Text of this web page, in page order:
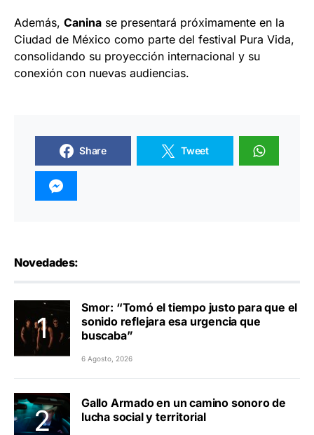
Además, Canina se presentará próximamente en la
Ciudad de México como parte del festival Pura Vida,
consolidando su proyección internacional y su
conexión con nuevas audiencias.
Share Tweet
Novedades:
Smor: “Tomó el tiempo justo para que el
sonido reflejara esa urgencia que
buscaba”
6 Agosto, 2026
Gallo Armado en un camino sonoro de
lucha social y territorial